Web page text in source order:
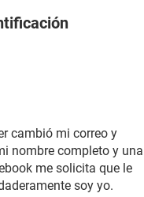
cambió mi correo y
nombre completo y una
me solicita que le
soy yo.